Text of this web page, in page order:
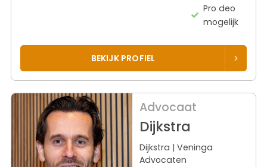
Pro deo
mogelijk
BEKIJK PROFIEL
Advocaat
Dijkstra
Dijkstra | Veninga
Advocaten